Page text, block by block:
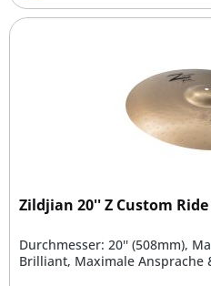
Zildjian 20'' Z Custom Ride
Durchmesser: 20'' (508mm),
Brilliant, Maximale Ansprache